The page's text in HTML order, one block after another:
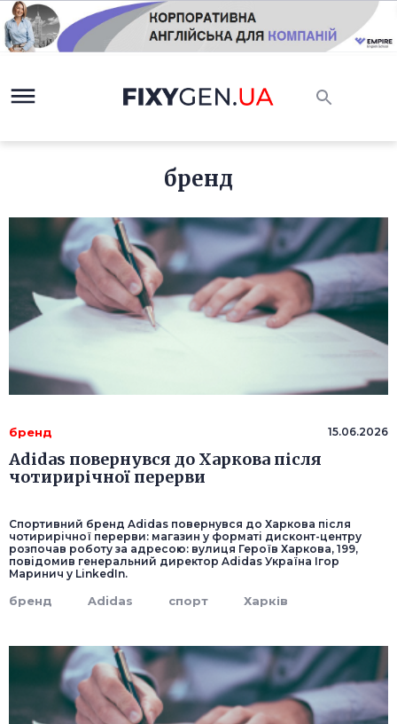
бренд
бренд 15.06.2026
Adidas повернувся до Харкова після
чотирирічної перерви
Спортивний бренд Adidas повернувся до Харкова після
чотирирічної перерви: магазин у форматі дисконт-центру
розпочав роботу за адресою: вулиця Героїв Харкова, 199,
повідомив генеральний директор Adidas Україна Ігор
Маринич у LinkedIn.
бренд Adidas спорт Харків